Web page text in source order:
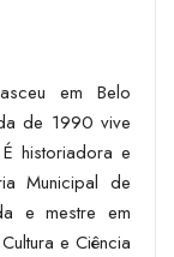
em Belo
de 1990 vive
historiadora e
Municipal de
e mestre em
e Ciência